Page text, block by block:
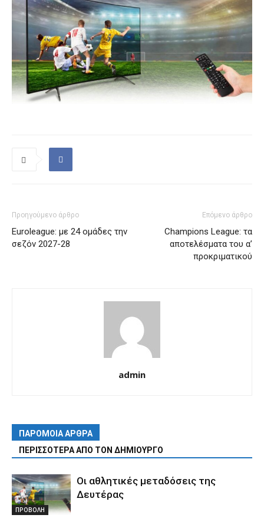
Προηγούμενο άρθρο
Euroleague: με 24 ομάδες την
σεζόν 2027-28
Επόμενο άρθρο
Champions League: τα
αποτελέσματα του α’
προκριματικού
admin
ΠΑΡΟΜΟΙΑ ΑΡΘΡΑ
ΠΕΡΙΣΣΟΤΕΡΑ ΑΠΟ ΤΟΝ ΔΗΜΙΟΥΡΓΟ
ΠΡΟΒΟΛΗ
Οι αθλητικές μεταδόσεις της
Δευτέρας